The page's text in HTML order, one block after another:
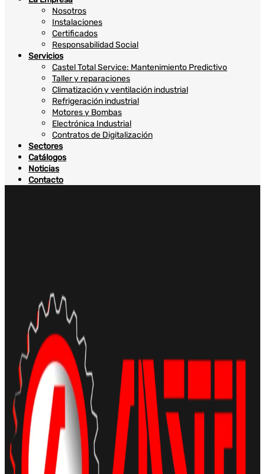
Nosotros
Instalaciones
Certificados
Responsabilidad Social
Servicios
Castel Total Service: Mantenimiento Predictivo
Taller y reparaciones
Climatización y ventilación industrial
Refrigeración industrial
Motores y Bombas
Electrónica Industrial
Contratos de Digitalización
Sectores
Catálogos
Noticias
Contacto